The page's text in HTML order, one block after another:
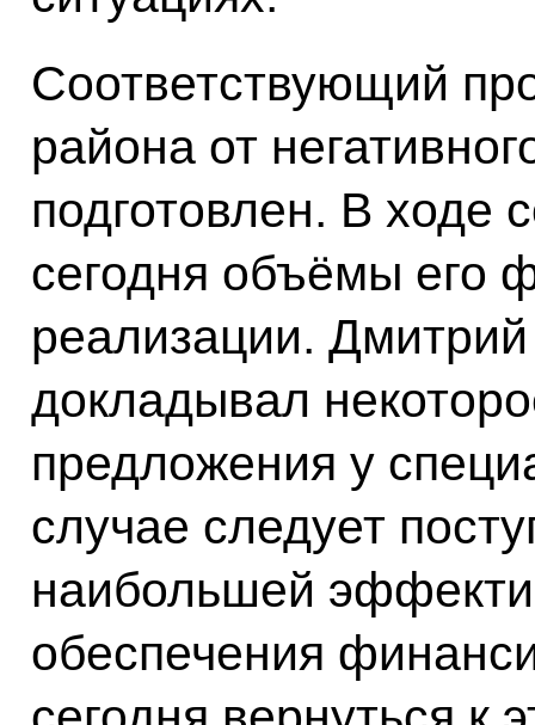
Соответствующий
района от
подготовлен. В ходе
сегодня объёмы его
реализации.
докладывал
предложения у
случае следует
наибольшей
обеспечения